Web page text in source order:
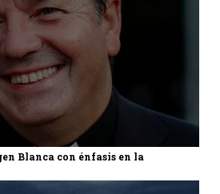
Blanca con énfasis en la